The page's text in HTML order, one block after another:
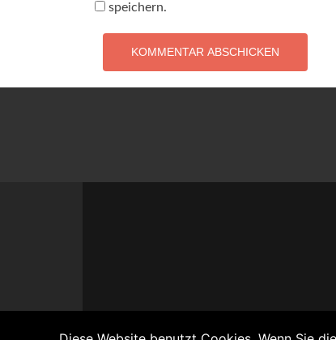
speichern.